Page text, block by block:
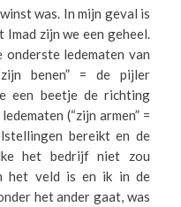
was. In mijn geval is
Imad zijn we een geheel.
ledematen van
benen” = de pijler
een beetje de richting
(“zijn armen” =
bereikt en de
het bedrijf niet zou
het veld is en ik in de
het ander gaat, was